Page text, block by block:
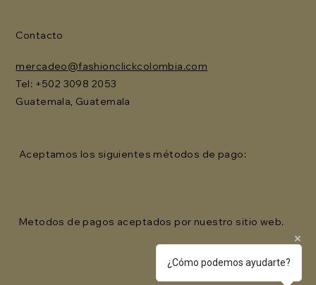
Contacto
mercadeo@fashionclickcolombia.com
Tel: ‪+502 3098 2053‬
Guatemala, Guatemala
Aceptamos los siguientes métodos de pago:
Metodos de pagos aceptados por nuestro sitio web.
¿Cómo podemos ayudarte?